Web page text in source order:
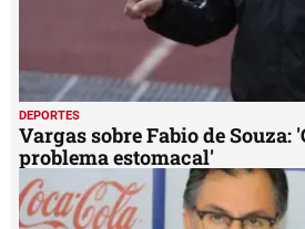
DEPORTES
Vargas sobre Fabio de Souza:
problema estomacal'